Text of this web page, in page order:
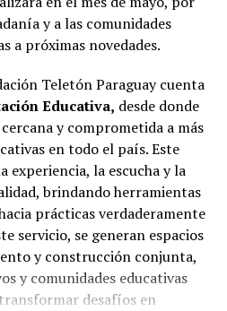
y a las comunidades
a próximas novedades.
Teletón Paraguay cuenta
Educativa, desde donde
y comprometida a más
en todo el país. Este
experiencia, la escucha y la
brindando herramientas
prácticas verdaderamente
servicio, se generan espacios
y construcción conjunta,
y comunidades educativas
desafíos en